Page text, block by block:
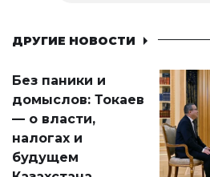
ДРУГИЕ НОВОСТИ
Без паники и
домыслов: Токаев
— о власти,
налогах и
будущем